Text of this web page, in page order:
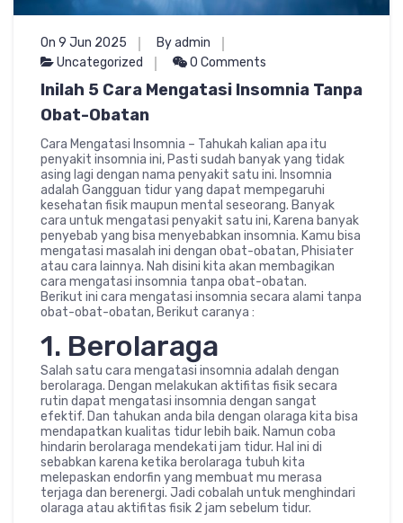
On 9 Jun 2025
By admin
Uncategorized
0 Comments
Inilah 5 Cara Mengatasi Insomnia Tanpa
Obat-Obatan
Cara Mengatasi Insomnia – Tahukah kalian apa itu
penyakit insomnia ini, Pasti sudah banyak yang tidak
asing lagi dengan nama penyakit satu ini. Insomnia
adalah Gangguan tidur yang dapat mempegaruhi
kesehatan fisik maupun mental seseorang. Banyak
cara untuk mengatasi penyakit satu ini, Karena banyak
penyebab yang bisa menyebabkan insomnia. Kamu bisa
mengatasi masalah ini dengan obat-obatan, Phisiater
atau cara lainnya. Nah disini kita akan membagikan
cara mengatasi insomnia tanpa obat-obatan.
Berikut ini cara mengatasi insomnia secara alami tanpa
obat-obat-obatan, Berikut caranya :
1. Berolaraga
Salah satu cara mengatasi insomnia adalah dengan
berolaraga. Dengan melakukan aktifitas fisik secara
rutin dapat mengatasi insomnia dengan sangat
efektif. Dan tahukan anda bila dengan olaraga kita bisa
mendapatkan kualitas tidur lebih baik. Namun coba
hindarin berolaraga mendekati jam tidur. Hal ini di
sebabkan karena ketika berolaraga tubuh kita
melepaskan endorfin yang membuat mu merasa
terjaga dan berenergi. Jadi cobalah untuk menghindari
olaraga atau aktifitas fisik 2 jam sebelum tidur.